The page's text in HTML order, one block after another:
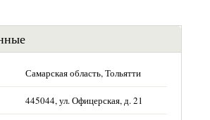
Самарская область, Тольятти
445044, ул. Офицерская, д. 21